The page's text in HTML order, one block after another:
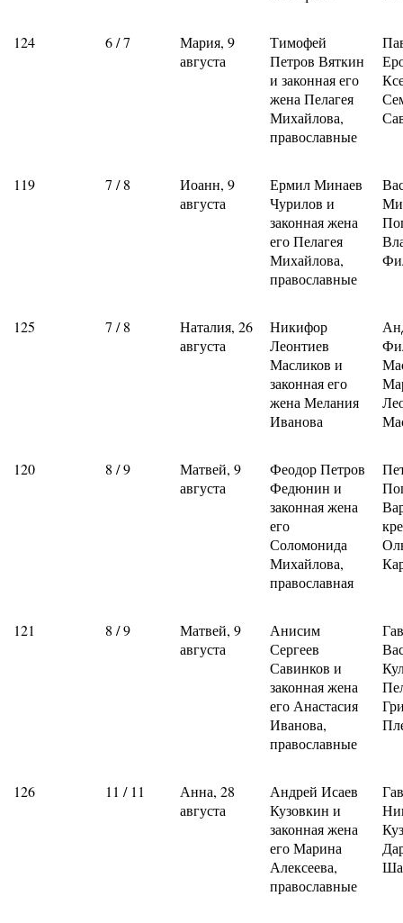
124 6 / 7
Мария, 9
августа
Тимофей
Петров Вяткин
и законная его
жена Пелагея
Михайлова,
православные
119 7 / 8
Иоанн, 9
августа
Ермил Минаев
Чурилов и
законная жена
его Пелагея
Михайлова,
православные
125 7 / 8
Наталия, 26
августа
Никифор
Леонтиев
Масликов и
законная его
жена Мелания
Иванова
120 8 / 9
Матвей, 9
августа
Феодор Петров
Федюнин и
законная жена
его
Соломонида
Михайлова,
православная
121 8 / 9
Матвей, 9
августа
Анисим
Сергеев
Савинков и
законная жена
его Анастасия
Иванова,
православные
126 11 / 11
Анна, 28
августа
Андрей Исаев
Кузовкин и
законная жена
его Марина
Алексеева,
православные